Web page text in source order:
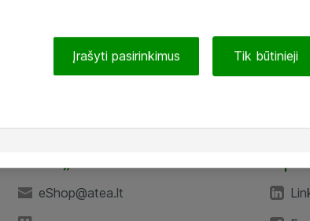
eShop@atea.lt
Įrašyti pasirinkimus Tik būtinieji